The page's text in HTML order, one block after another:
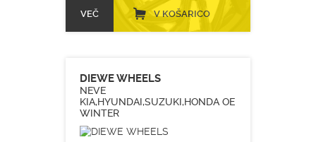
VEČ V KOŠARICO
DIEWE WHEELS
NEVE
KIA,HYUNDAI,SUZUKI,HONDA OE
WINTER